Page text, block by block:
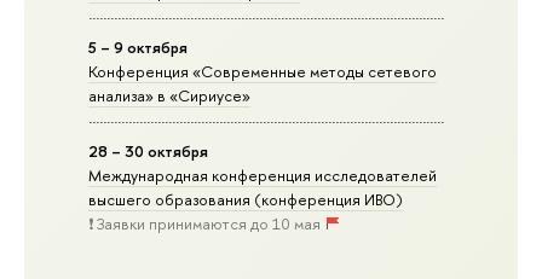
5 – 9 октября
Конференция «Современные методы сетевого
анализа» в «Сириусе»
28 – 30 октября
Международная конференция исследователей
высшего образования (конференция ИВО)
❗️ Заявки принимаются до 10 мая